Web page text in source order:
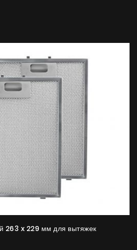
263 x 229 мм для вытяжек